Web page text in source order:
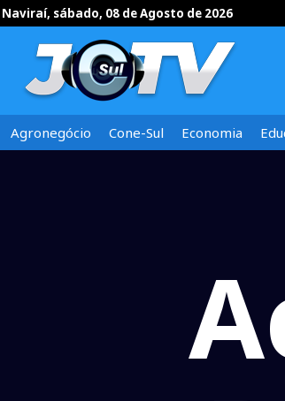
Naviraí, sábado, 08 de Agosto de 2026
Agronegócio Cone-Sul Economia